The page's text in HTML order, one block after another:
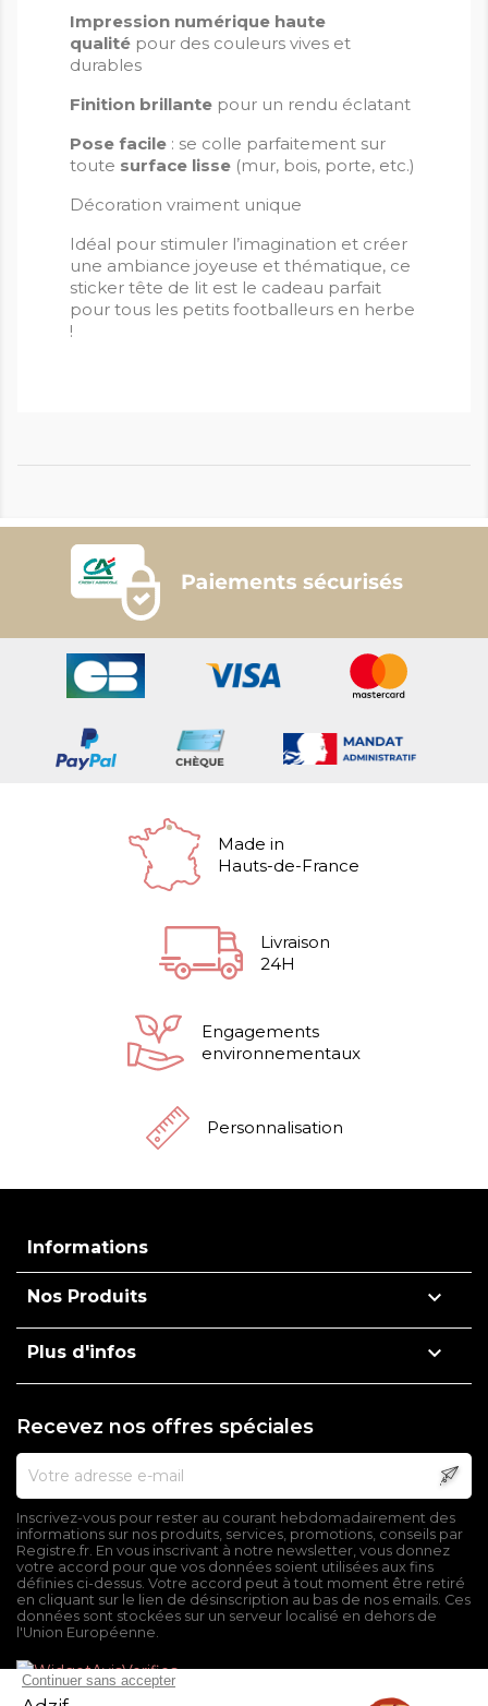
Impression numérique haute
qualité pour des couleurs vives et
durables
Finition brillante pour un rendu éclatant
Pose facile : se colle parfaitement sur
toute surface lisse (mur, bois, porte, etc.)
Décoration vraiment unique
Idéal pour stimuler l’imagination et créer
une ambiance joyeuse et thématique, ce
sticker tête de lit est le cadeau parfait
pour tous les petits footballeurs en herbe
!
Made in
Hauts-de-France
Livraison
24H
Engagements
environnementaux
Personnalisation
Informations
Nos Produits 
Plus d'infos 
Recevez nos offres spéciales
Inscrivez-vous pour rester au courant hebdomadairement des
informations sur nos produits, services, promotions, conseils par
Registre.fr. En vous inscrivant à notre newsletter, vous donnez
votre accord pour que vos données soient utilisées aux fins
définies ci-dessus. Votre accord peut à tout moment être retiré
en cliquant sur le lien de désinscription au bas de nos emails. Ces
données sont stockées sur un serveur localisé en dehors de
l'Union Européenne.